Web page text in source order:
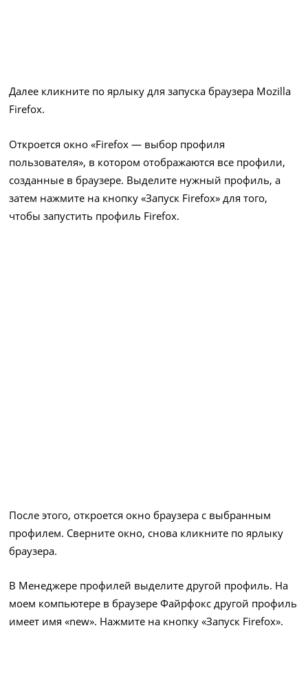
Далее кликните по ярлыку для запуска браузера Mozilla
Firefox.
Откроется окно «Firefox — выбор профиля
пользователя», в котором отображаются все профили,
созданные в браузере. Выделите нужный профиль, а
затем нажмите на кнопку «Запуск Firefox» для того,
чтобы запустить профиль Firefox.
После этого, откроется окно браузера с выбранным
профилем. Сверните окно, снова кликните по ярлыку
браузера.
В Менеджере профилей выделите другой профиль. На
моем компьютере в браузере Файрфокс другой профиль
имеет имя «new». Нажмите на кнопку «Запуск Firefox».